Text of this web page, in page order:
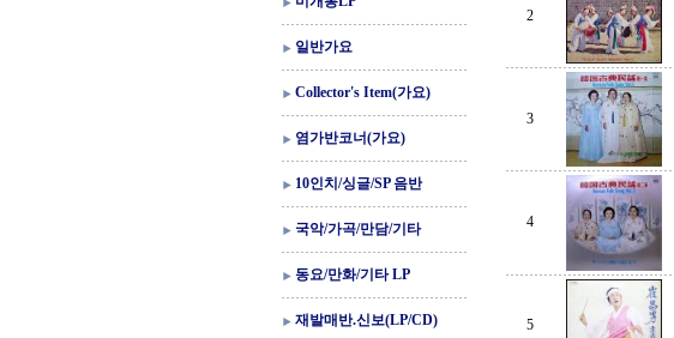
일반가요
Collector's Item(가요)
염가반코너(가요)
10인치/싱글/SP 음반
국악/가곡/만담/기타
동요/만화/기타 LP
재발매반.신보(LP/CD)
2
3
4
5